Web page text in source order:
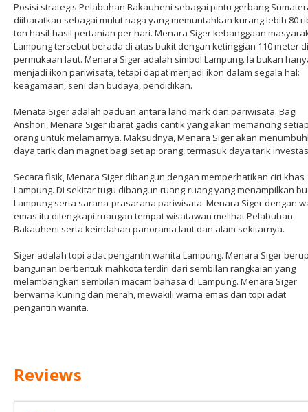
Posisi strategis Pelabuhan Bakauheni sebagai pintu gerbang
diibaratkan sebagai mulut naga yang memuntahkan kurang lebih 80
ton hasil-hasil pertanian per hari. Menara Siger kebanggaan
Lampung tersebut berada di atas bukit dengan ketinggian 110 meter
permukaan laut. Menara Siger adalah simbol Lampung. Ia bukan
menjadi ikon pariwisata, tetapi dapat menjadi ikon dalam segala hal:
keagamaan, seni dan budaya, pendidikan.
Menata Siger adalah paduan antara land mark dan pariwisata. Bagi
Anshori, Menara Siger ibarat gadis cantik yang akan memancing
orang untuk melamarnya. Maksudnya, Menara Siger akan
daya tarik dan magnet bagi setiap orang, termasuk daya tarik
Secara fisik, Menara Siger dibangun dengan memperhatikan ciri khas
Lampung. Di sekitar tugu dibangun ruang-ruang yang menampilkan
Lampung serta sarana-prasarana pariwisata. Menara Siger dengan
emas itu dilengkapi ruangan tempat wisatawan melihat Pelabuhan
Bakauheni serta keindahan panorama laut dan alam sekitarnya.
Siger adalah topi adat pengantin wanita Lampung. Menara Siger
bangunan berbentuk mahkota terdiri dari sembilan rangkaian yang
melambangkan sembilan macam bahasa di Lampung. Menara Siger
berwarna kuning dan merah, mewakili warna emas dari topi adat
pengantin wanita.
Reviews